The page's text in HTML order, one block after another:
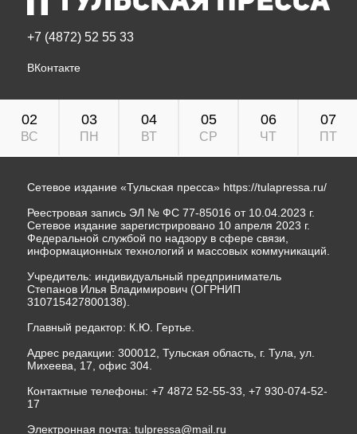
+7 (4872) 52 55 33
ВКонтакте
02
ВС
03
ПН
04
ВТ
05
СР
06
ЧТ
07
ПТ
Сетевое издание «Тульская пресса» https://tulapressa.ru/
Реестровая запись ЭЛ № ФС 77-85016 от 10.04.2023 г.
Сетевое издание зарегистрировано 10 апреля 2023 г.
Федеральной службой по надзору в сфере связи,
информационных технологий и массовых коммуникаций.
Учредитель: индивидуальный предприниматель
Степанов Илья Владимирович (ОГРНИП
310715427800138).
Главный редактор: К.Ю. Гертье.
Адрес редакции: 300012, Тульская область, г. Тула, ул.
Михеева, 17, офис 304.
Контактные телефоны: +7 4872 52-55-33, +7 930-074-52-
17
Электронная почта: tulpressa@mail.ru